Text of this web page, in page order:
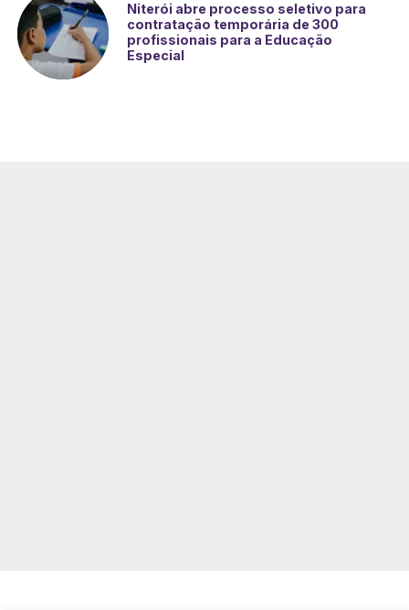
Niterói abre processo seletivo para
contratação temporária de 300
profissionais para a Educação
Especial